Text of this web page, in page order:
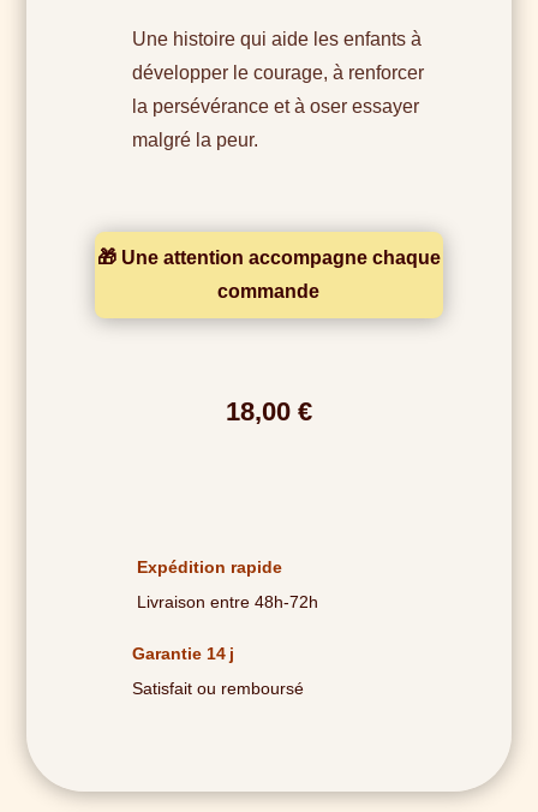
Une histoire qui aide les enfants à
développer le courage, à renforcer
la persévérance et à oser essayer
malgré la peur.
🎁 Une attention accompagne chaque
commande
18,00 €
Expédition rapide
Livraison entre 48h-72h
Garantie 14 j
Satisfait ou remboursé